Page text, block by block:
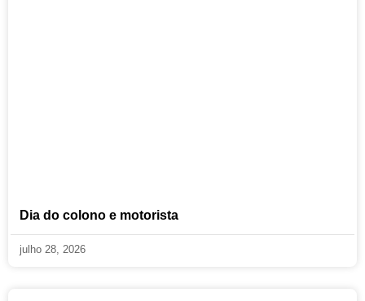
Dia do colono e motorista
julho 28, 2026